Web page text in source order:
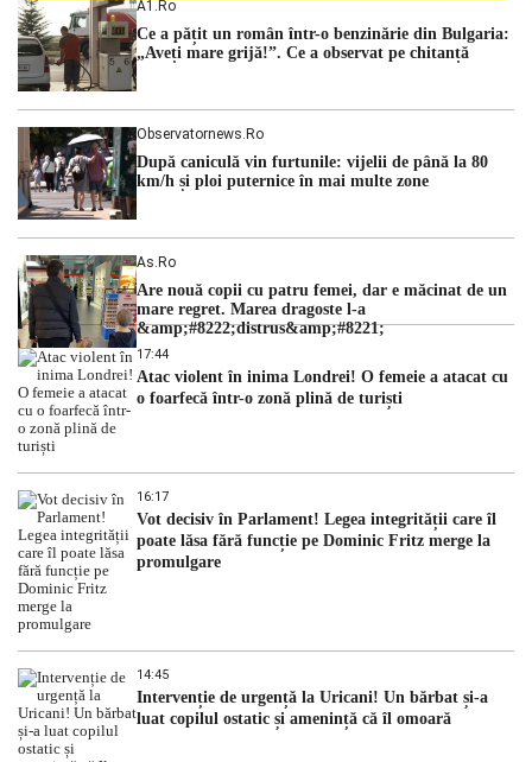
guvern tehnocrat și despre posibilitatea a două cabinete
succesive. Nicușor Dan analizează noi variante de premier
România traversează […]
A1.ro
Ce a pățit un român într-o benzinărie din Bulgaria:
„Aveți mare grijă!”. Ce a observat pe chitanță
Observatornews.ro
După caniculă vin furtunile: vijelii de până la 80
km/h și ploi puternice în mai multe zone
As.ro
Are nouă copii cu patru femei, dar e măcinat de un
mare regret. Marea dragoste l-a
&amp;#8222;distrus&amp;#8221;
17:44
Atac violent în inima Londrei! O femeie a atacat cu
o foarfecă într-o zonă plină de turiști
16:17
Vot decisiv în Parlament! Legea integrității care îl
poate lăsa fără funcție pe Dominic Fritz merge la
promulgare
14:45
Intervenție de urgență la Uricani! Un bărbat și-a
luat copilul ostatic și amenință că îl omoară